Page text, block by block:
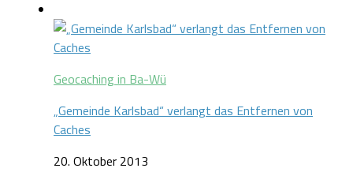
Geocaching in Ba-Wü
„Gemeinde Karlsbad“ verlangt das Entfernen von
Caches
20. Oktober 2013